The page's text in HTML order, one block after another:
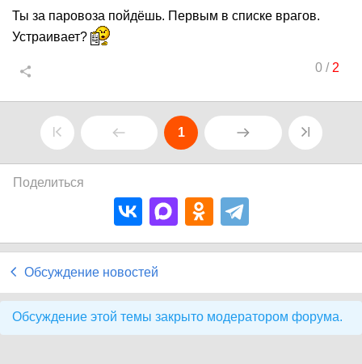
Ты за паровоза пойдёшь. Первым в списке врагов.
Устраивает?
0/ 2
1
Поделиться
Обсуждение новостей
Обсуждение этой темы закрыто модератором форума.